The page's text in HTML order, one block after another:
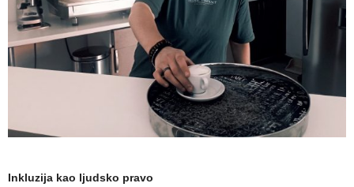
Inkluzija kao ljudsko pravo